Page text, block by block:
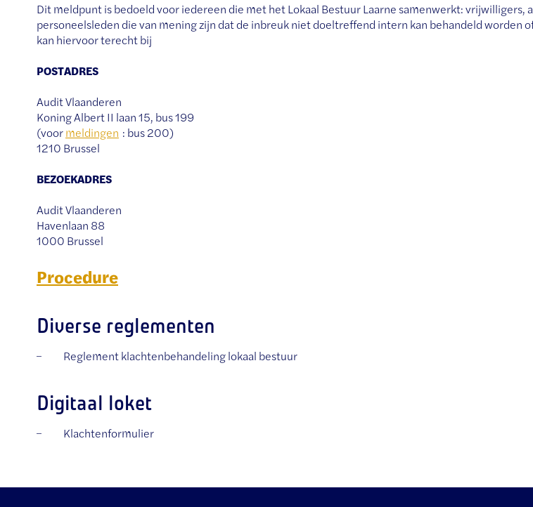
Dit meldpunt is bedoeld voor iedereen die met het Lokaal Bestuur Laarne samenwerkt:
personeelsleden die van mening zijn dat de inbreuk niet doeltreffend intern kan behandeld
kan hiervoor terecht bij
POSTADRES
Audit Vlaanderen
Koning Albert II laan 15, bus 199
(voormeldingen : bus 200)
1210 Brussel
BEZOEKADRES
Audit Vlaanderen
Havenlaan 88
1000 Brussel
Procedure
Diverse reglementen
Reglement klachtenbehandeling lokaal bestuur
Digitaal loket
Klachtenformulier